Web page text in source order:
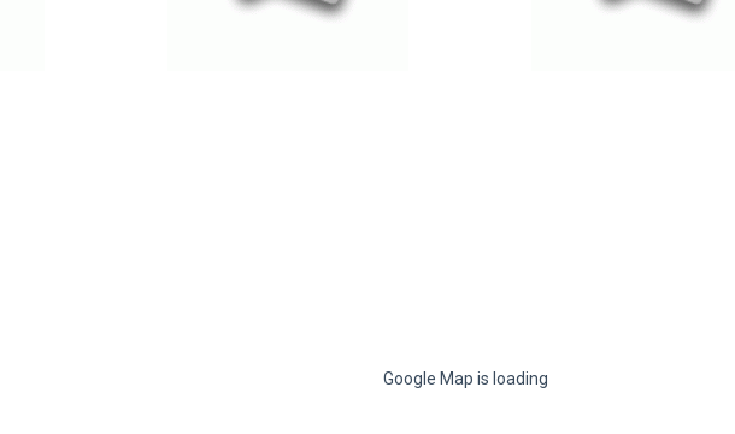
Google Map is loading